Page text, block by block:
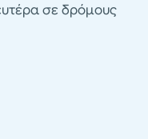
σε δρόμους